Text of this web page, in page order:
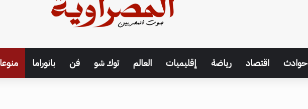
حوادث اقتصاد رياضة إقليميات العالم توك شو فن بانوراما